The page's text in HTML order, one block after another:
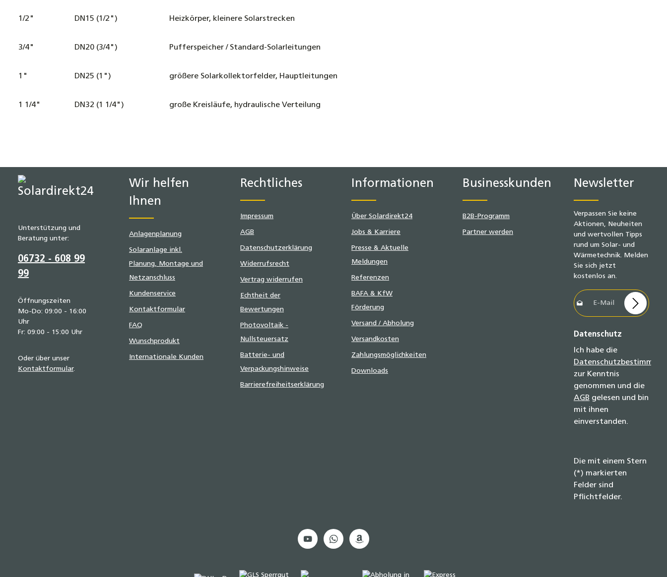
1/2" DN15 (1/2") Heizkörper, kleinere Solarstrecken
3/4" DN20 (3/4") Pufferspeicher / Standard-Solarleitungen
1" DN25 (1") größere Solarkollektorfelder, Hauptleitungen
1 1/4" DN32 (1 1/4") große Kreisläufe, hydraulische Verteilung
Unterstützung und
Beratung unter:
06732 - 608 99
99
Öffnungszeiten
Mo-Do: 09:00 - 16:00
Uhr
Fr: 09:00 - 15:00 Uhr
Oder über unser
Kontaktformular.
Wir helfen
Ihnen
Anlagenplanung
Solaranlage inkl.
Planung, Montage und
Netzanschluss
Kundenservice
Kontaktformular
FAQ
Wunschprodukt
Internationale Kunden
Rechtliches
Impressum
AGB
Datenschutzerklärung
Widerrufsrecht
Vertrag widerrufen
Echtheit der
Bewertungen
Photovoltaik -
Nullsteuersatz
Batterie- und
Verpackungshinweise
Barrierefreiheitserklärung
Informationen
Über Solardirekt24
Jobs & Karriere
Presse & Aktuelle
Meldungen
Referenzen
BAFA & KfW
Förderung
Versand / Abholung
Versandkosten
Zahlungsmöglichkeiten
Downloads
Businesskunden
B2B-Programm
Partner werden
Newsletter
Verpassen Sie keine
Aktionen, Neuheiten
und wertvollen Tipps
rund um Solar- und
Wärmetechnik. Melden
Sie sich jetzt
kostenlos an.
E-Mail-Adresse*
Datenschutz
Ich habe die
zur Kenntnis
genommen und die
AGB gelesen und bin
mit ihnen
einverstanden.
Die mit einem Stern
(*) markierten
Felder sind
Pflichtfelder.